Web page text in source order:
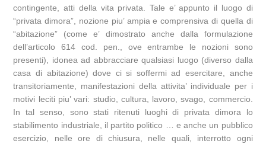
contingente, atti della vita privata. Tale e’ appunto il luogo di
“privata dimora”, nozione piu’ ampia e comprensiva di quella di
“abitazione” (come e’ dimostrato anche dalla formulazione
dell’articolo 614 cod. pen., ove entrambe le nozioni sono
presenti), idonea ad abbracciare qualsiasi luogo (diverso dalla
casa di abitazione) dove ci si soffermi ad esercitare, anche
transitoriamente, manifestazioni della attivita’ individuale per i
motivi leciti piu’ vari: studio, cultura, lavoro, svago, commercio.
In tal senso, sono stati ritenuti luoghi di privata dimora lo
stabilimento industriale, il partito politico … e anche un pubblico
esercizio, nelle ore di chiusura, nelle quali, interrotto ogni